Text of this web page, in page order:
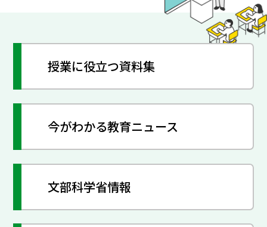
授業に役立つ資料集
今がわかる教育ニュース
文部科学省情報